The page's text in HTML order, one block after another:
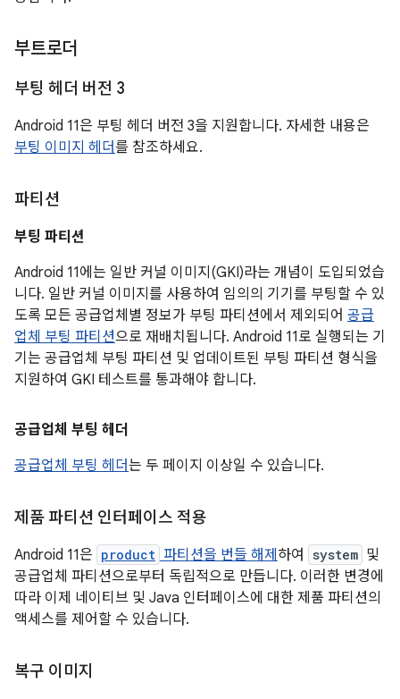
부트로더
부팅 헤더 버전 3
Android 11은 부팅 헤더 버전 3을 지원합니다. 자세한 내용은
부팅 이미지 헤더를 참조하세요.
파티션
부팅 파티션
Android 11에는 일반 커널 이미지(GKI)라는 개념이 도입되었습
니다. 일반 커널 이미지를 사용하여 임의의 기기를 부팅할 수 있
도록 모든 공급업체별 정보가 부팅 파티션에서 제외되어 공급
업체 부팅 파티션으로 재배치됩니다. Android 11로 실행되는 기
기는 공급업체 부팅 파티션 및 업데이트된 부팅 파티션 형식을
지원하여 GKI 테스트를 통과해야 합니다.
공급업체 부팅 헤더
공급업체 부팅 헤더는 두 페이지 이상일 수 있습니다.
제품 파티션 인터페이스 적용
Android 11은 product 파티션을 번들 해제 하여 system 및
공급업체 파티션으로부터 독립적으로 만듭니다. 이러한 변경에
따라 이제 네이티브 및 Java 인터페이스에 대한 제품 파티션의
액세스를 제어할 수 있습니다.
복구 이미지